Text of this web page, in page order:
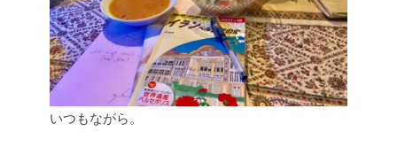
いつもながら。